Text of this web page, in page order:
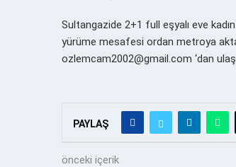
Sultangazide 2+1 full eşyalı eve
yürüme mesafesi ordan metroya
ozlemcam2002@gmail.com ‘dan
PAYLAŞ
önceki içerik